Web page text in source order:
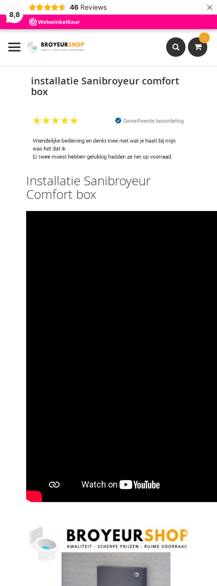
8,8
46 Reviews ×
Ga
naar
de
0
Search
installatie Sanibroyeur comfort
box
Installatie Sanibroyeur
Comfort box